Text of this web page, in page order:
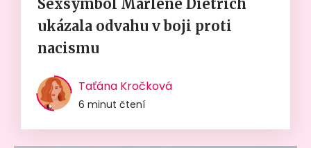
Sexsymbol Marlene Dietrich
ukázala odvahu v boji proti
nacismu
Taťána Kročková
6 minut čtení